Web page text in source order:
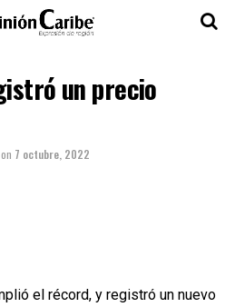
un precio
on 7 octubre, 2022
el récord, y registró un nuevo